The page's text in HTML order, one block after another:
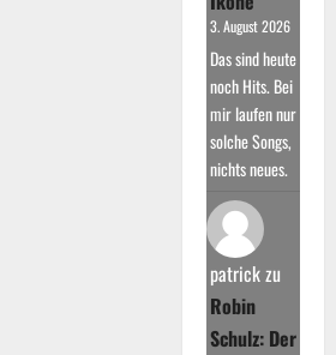
3. August 2026
Das sind heute
noch Hits. Bei
mir laufen nur
solche Songs,
nichts neues.
patrickzu
Robin
Schulz: Der